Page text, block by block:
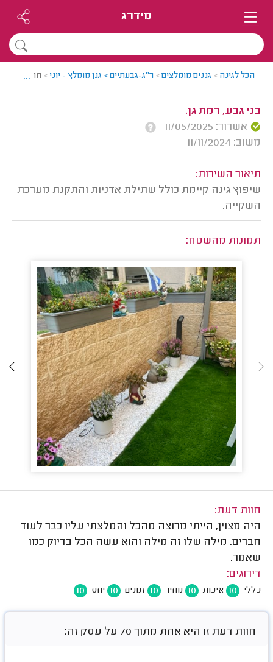
מידרג
הכל לגינה > גננים מומלצים> ר"ג-גבעתיים > גנן מומלץ - יוני > חוות דעת
...
בני גבע, רמת גן.
אשרור: 11/05/2025
משוב: 11/11/2024
תיאור השירות:
שיפוץ גינה קיימת כולל שתילת אדניות והתקנת מערכת
השקייה.
תמונות מהשטח:
חוות דעת:
היה מצוין, הייתי מרוצה מהכל והמלצתי עליו כבר לעוד
חברים. מילה שלו זה מילה והוא עשה הכל בדיוק כמו
שאמר.
דירוגים:
כללי 10 איכות 10 מחיר 10 זמנים 10 יחס 10
חוות דעת זו היא אחת מתוך 70 על עסק זה: